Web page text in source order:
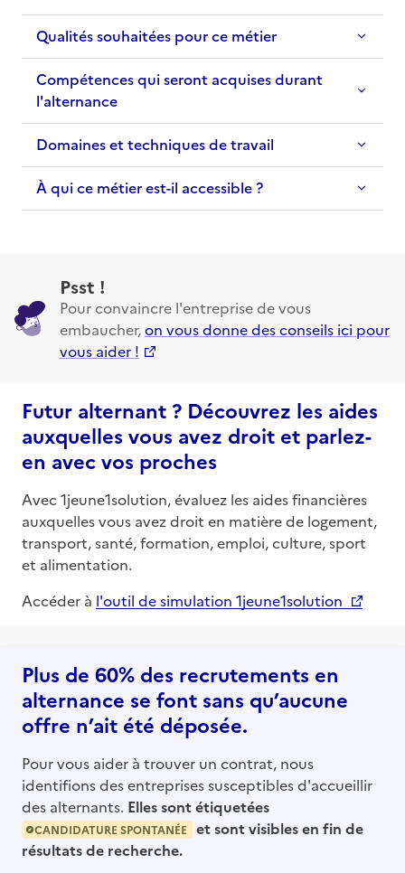
Qualités souhaitées pour ce métier
Compétences qui seront acquises durant
l'alternance
Domaines et techniques de travail
À qui ce métier est-il accessible ?
Psst !
Pour convaincre l'entreprise de vous
embaucher,on vous donne des conseils ici pour
vous aider !
Futur alternant ? Découvrez les aides
auxquelles vous avez droit et parlez-
en avec vos proches
Avec 1jeune1solution, évaluez les aides financières
auxquelles vous avez droit en matière de logement,
transport, santé, formation, emploi, culture, sport
et alimentation.
Accéder à l'outil de simulation 1jeune1solution
Plus de 60% des recrutements en
alternance se font sans qu’aucune
offre n’ait été déposée.
Pour vous aider à trouver un contrat, nous
identifions des entreprises susceptibles d'accueillir
des alternants. Elles sont étiquetées
CANDIDATURE SPONTANÉE
et sont visibles en fin de
résultats de recherche.